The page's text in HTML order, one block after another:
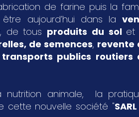
de farine puis la
aujourd’hui dans la
, de tous produits du sol et
de semences, revente
transports publics routiers
nutrition animale, la
cette nouvelle société "